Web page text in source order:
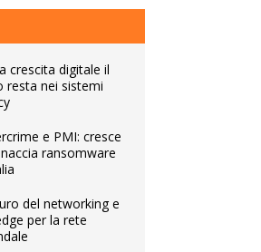
crescita digitale il
resta nei sistemi
e PMI: cresce
ransomware
del networking e
per la rete